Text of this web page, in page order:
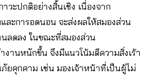
วะปกติอย่างสิ้นเชิง เนื่องจาก
ละการอดนอน จะส่งผลให้สมองส่วน
ลดลง ในขณะที่สมองส่วน
านหนักขึ้น จึงมีแนวโน้มตีความสิ่งเร้า
ยคุกคาม เช่น มองเจ้าหน้าที่เป็นผู้ไม่